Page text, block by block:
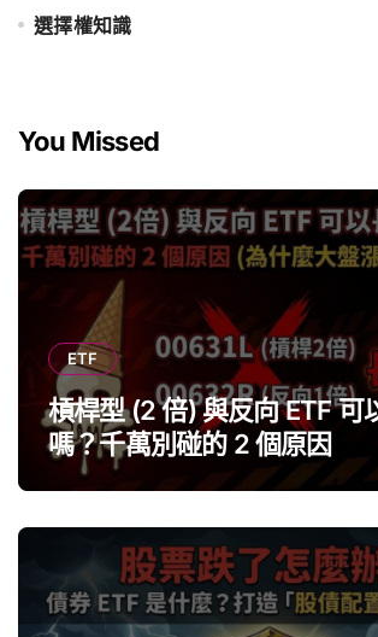
選擇權知識
You Missed
ETF
槓桿型 (2 倍) 與反向 ETF 可
嗎？千萬別碰的 2 個原因